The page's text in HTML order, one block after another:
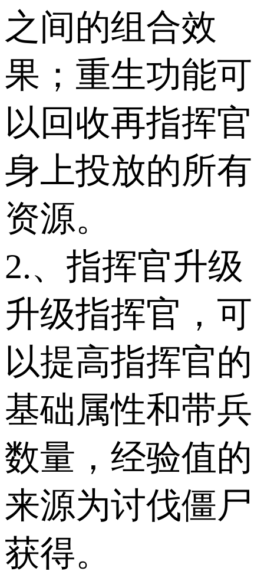
之间的组合效
果；重生功能可
以回收再指挥官
身上投放的所有
资源。
2.、指挥官升级
升级指挥官，可
以提高指挥官的
基础属性和带兵
数量，经验值的
来源为讨伐僵尸
获得。